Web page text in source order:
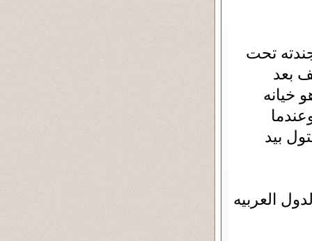
تحت
بعد
خيانه
بيد
العربيه